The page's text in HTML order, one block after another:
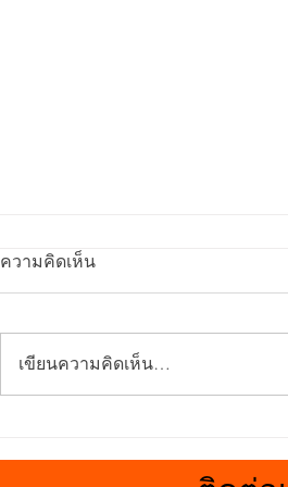
คุณสมบัติเด่นของ UPVC
ทนฝน ไม่บิดงอ โก่งตัว หรือผุกร่อน
จากความชื้นได้ดี กันน้ำและ
ลดเสียงรบกวนจ
ความคิดเห็น
เขียนความคิดเห็น…